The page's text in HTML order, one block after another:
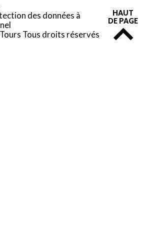
des données à
Tous droits réservés
HAUT
DE PAGE